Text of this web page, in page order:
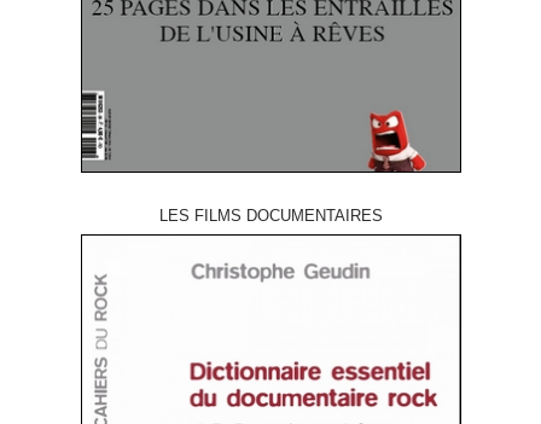
LES FILMS DOCUMENTAIRES